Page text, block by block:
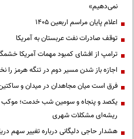
نمی‌دهیم»
اعلام پایان مراسم اربعین ۱۴۰۵
توقف صادرات نفت عربستان به آمریکا
ترامپ از افشای کمبود مهمات آمریکا
اجازه باز شدن مسیر دوم در تنگه هرمز را
فرق است میان مجاهدان در میدان و
یکصد و پنجاه و سومین شب خدمت؛ موکب
ریشه‌ای مشکلات شهری
هشدار حاجی دلیگانی درباره تغییر سهم